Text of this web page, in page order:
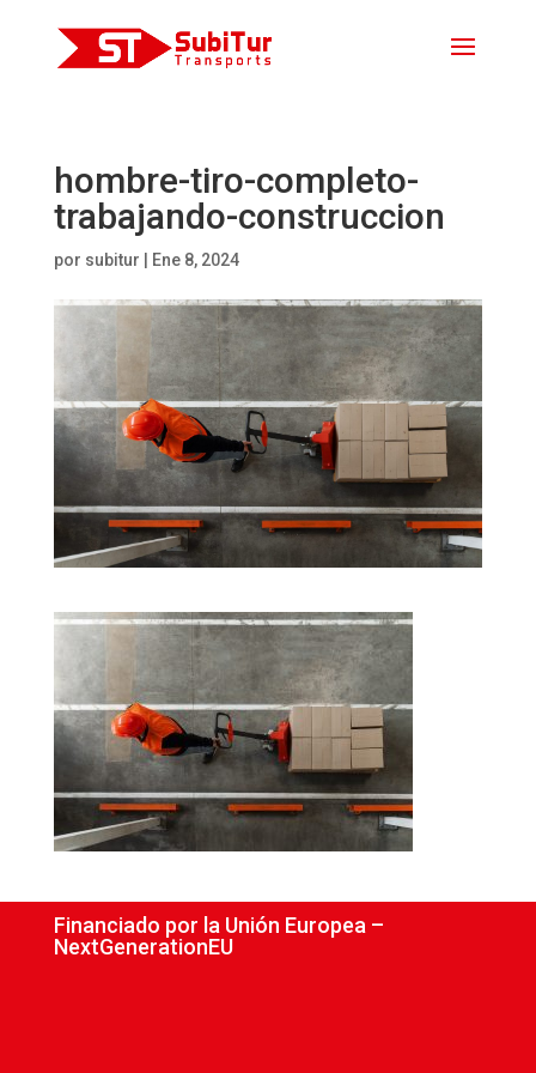
hombre-tiro-completo-
trabajando-construccion
por subitur Ene 8, 2024
Financiado por la Unión Europea –
NextGenerationEU